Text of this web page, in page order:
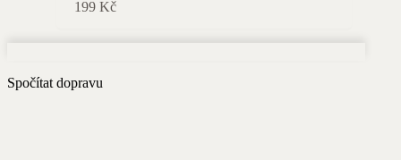
199 Kč
Spočítat dopravu